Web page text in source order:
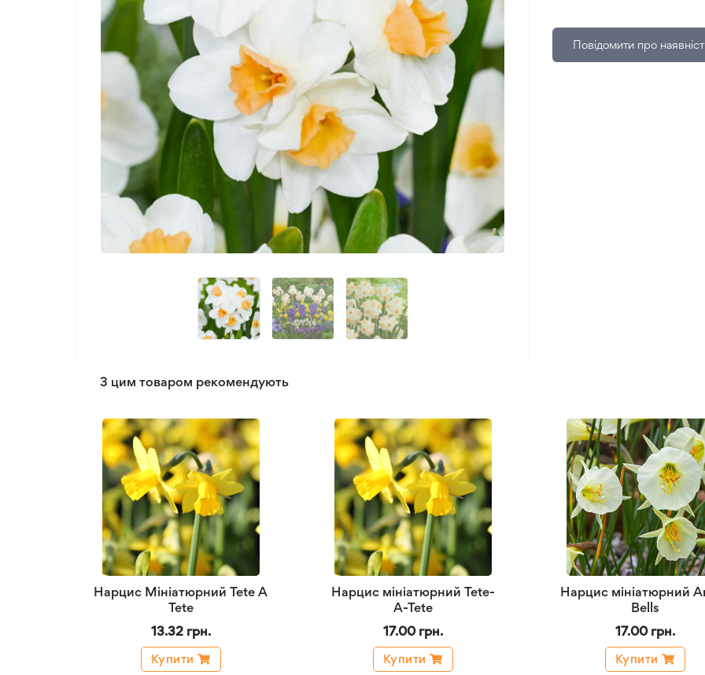
Повідомити про
З цим товаром рекомендують
Нарцис Мініатюрний Tete A
Tete
13.32 грн.
Купити
Нарцис мініатюрний Tete-
A-Tete
17.00 грн.
Купити
Нарцис мініатюрний
Bells
17.00 грн.
Купити